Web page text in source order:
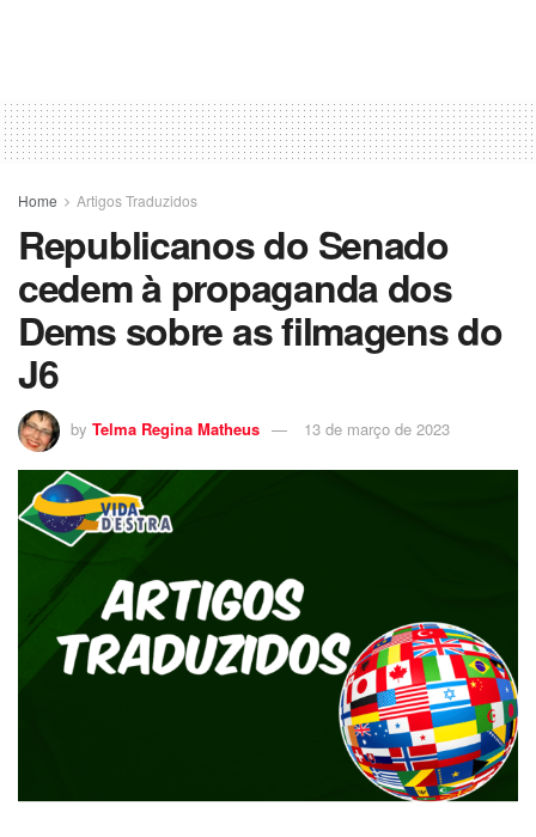
Home Artigos Traduzidos
Republicanos do Senado
cedem à propaganda dos
Dems sobre as filmagens do
J6
by Telma Regina Matheus 13 de março de 2023